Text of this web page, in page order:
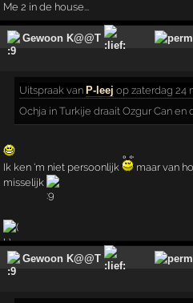
Me 2 in de house...
Gewoon K@@T
Uitspraak van P-leej op zaterdag 24
Ochja in Turkije draait Ozgur Can en
Ik ken 'm niet persoonlijk
maar van
misselijk
Gewoon K@@T